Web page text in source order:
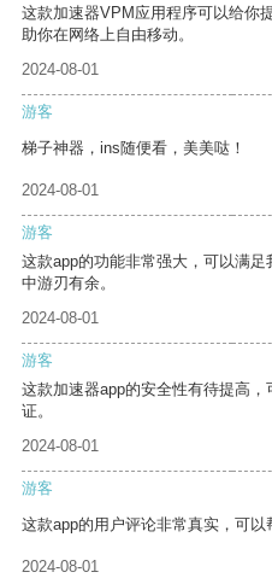
这款加速器VPM应用程序可以给你
助你在网络上自由移动。
2024-08-01
游客
梯子神器，ins随便看，美美哒！
2024-08-01
游客
这款app的功能非常强大，可以满
中游刃有余。
2024-08-01
游客
这款加速器app的安全性有待提高
证。
2024-08-01
游客
这款app的用户评论非常真实，可以
2024-08-01